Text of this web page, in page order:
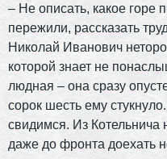
– Не описать, какое
пережили, рассказать
Николай Иванович
которой знает не
людная – она сразу
сорок шесть ему
свидимся. Из Котельнича
даже до фронта доехать